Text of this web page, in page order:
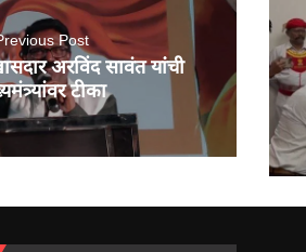
Post
अरविंद सावंत यांंची
टीका